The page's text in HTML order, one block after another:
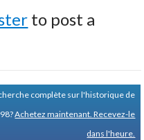
to post a
complète sur l'historique de
Achetez maintenant. Recevez-le
dans l'heure.